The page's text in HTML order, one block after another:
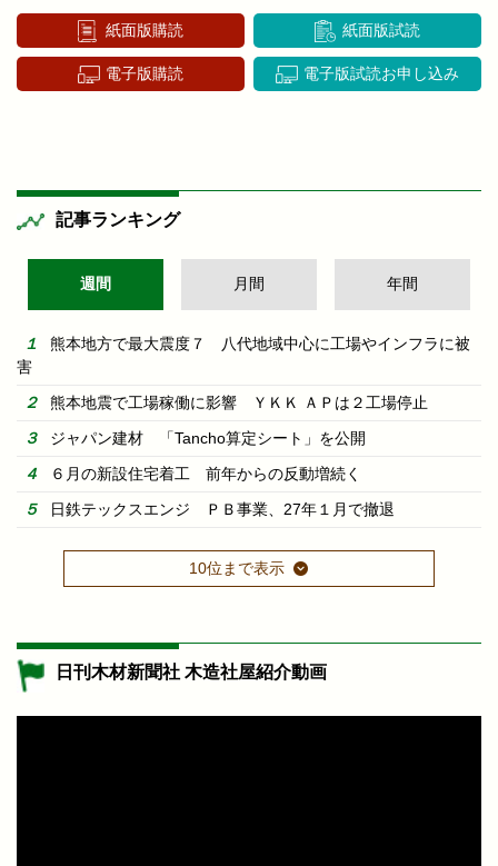
紙面版購読 紙面版試読
電子版購読 電子版試読お申し込み
記事ランキング
週間 月間 年間
熊本地方で最大震度７ 八代地域中心に工場やインフラに被
害
熊本地震で工場稼働に影響 ＹＫＫ ＡＰは２工場停止
ジャパン建材 「Tancho算定シート」を公開
６月の新設住宅着工 前年からの反動増続く
日鉄テックスエンジ ＰＢ事業、27年１月で撤退
10位まで表示
日刊木材新聞社 木造社屋紹介動画